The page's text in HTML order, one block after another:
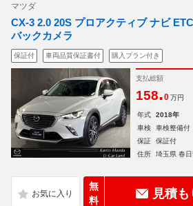
マツダ
CX-3 2.0 20S プロアクティブ ナビ
バックカメラ
保証付 車両品質保証書付 購入プラン付き
支払総額
158.0 万円
年式 2018年
車検
車検整備付
保証
保証付
住所
埼玉県 春
無
料
見積